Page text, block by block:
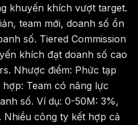
khuyến khích vượt target.
team mới, doanh số ổn
số. Tiered Commission
khích đạt doanh số cao
Nhược điểm: Phức tạp
Team có năng lực
số. Ví dụ: 0-50M: 3%,
Nhiều công ty kết hợp cả